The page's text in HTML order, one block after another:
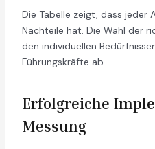
Die Tabelle zeigt, dass jeder
Nachteile hat. Die Wahl der
den individuellen
Führungskräfte ab.
Erfolgreiche
Messung